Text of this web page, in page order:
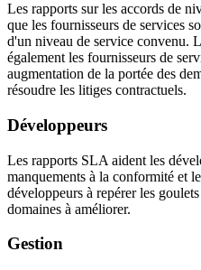
Les rapports sur les accords de
que les fournisseurs de services
d'un niveau de service convenu.
également les fournisseurs de
augmentation de la portée des
résoudre les litiges contractuels.
Développeurs
Les rapports SLA aident les
manquements à la conformité et
développeurs à repérer les
domaines à améliorer.
Gestion